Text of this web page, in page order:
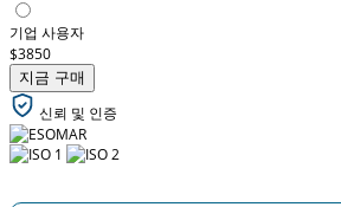
기업 사용자
$3850
지금 구매
신뢰 및 인증